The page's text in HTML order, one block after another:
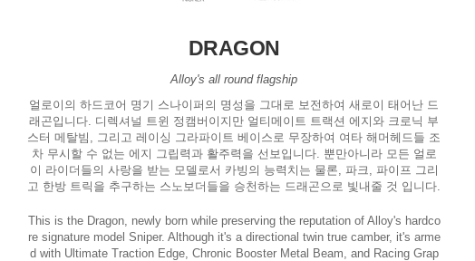
DRAGON
Alloy's all round flagship
얼로이의 하드코어 명기 스나이퍼의 명성을 그대로 보전하여 새로이 태어난 드
래곤입니다. 디렉셔널 트윈 정캠버이지만 얼티메이트 트랙션 에지와 크로닉 부
스터 메탈빔, 그리고 레이싱 그라파이트 베이스로 무장하여 여타 해머헤드들 조
차 무시할 수 없는 에지 그립력과 활주력을 선보입니다. 뿐만아니라 모든 얼로
이 라이더들의 사랑을 받는 모델로서 카빙의 능력치는 물론, 파크, 파이프 그리
고 한방 트릭을 추구하는 스노보더들을 승천하는 드래곤으로 빛내줄 것 입니다.
This is the Dragon, newly born while preserving the reputation of Alloy's hardco
re signature model Sniper. Although it's a directional twin true camber, it's arme
d with Ultimate Traction Edge, Chronic Booster Metal Beam, and Racing Grap